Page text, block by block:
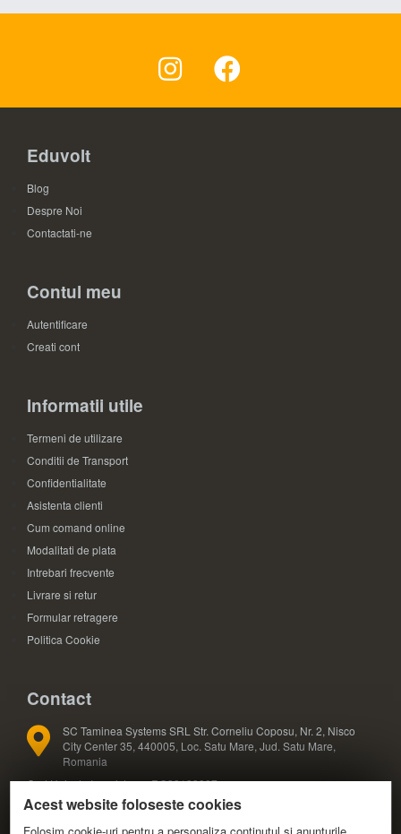
Eduvolt
Blog
Despre Noi
Contactati-ne
Contul meu
Autentificare
Creati cont
Informatii utile
Termeni de utilizare
Conditii de Transport
Confidentialitate
Asistenta clienti
Cum comand online
Modalitati de plata
Intrebari frecvente
Livrare si retur
Formular retragere
Politica Cookie
Contact
SC Taminea Systems SRL Str. Corneliu Coposu, Nr. 2, Nisco
City Center 35, 440005, Loc. Satu Mare, Jud. Satu Mare,
Romania
Cod Unic de Inregistrare: RO33133887
Registrul Comertului: J30/327/2014
COD CAEN: 4791
Acest website foloseste cookies